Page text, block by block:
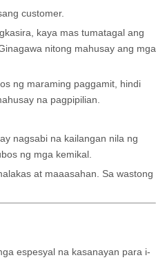
customer.
kaya mas tumatagal ang
nitong mahusay ang mga
ng maraming paggamit, hindi
na pagpipilian.
nagsabi na kailangan nila ng
ng mga kemikal.
at maaasahan. Sa wastong
espesyal na kasanayan para i-